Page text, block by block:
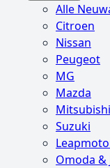
Alle
Citroen
Nissan
Peugeot
MG
Mazda
Mitsubishi
Suzuki
Omoda &